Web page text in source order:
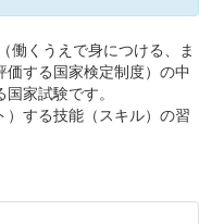
（働くうえで身につける、ま
する国家検定制度）の中
家試験です。
する技能（スキル）の習